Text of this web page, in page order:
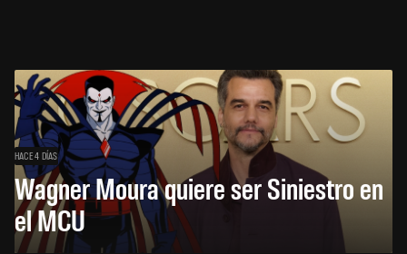
HACE 4 DÍAS
Wagner Moura quiere ser Siniestro en
el MCU